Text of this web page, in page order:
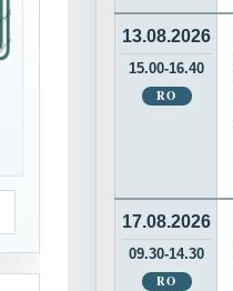
13.08.2026
15.00-16.40
RO
17.08.2026
09.30-14.30
RO